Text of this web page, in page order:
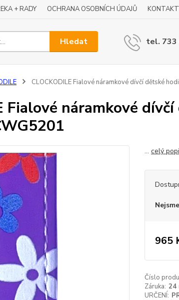
+ RADY OCHRANA OSOBNÍCH ÚDAJŮ
Hledat tel. 733
CLOCKODILE Fialové náramkové dívčí dětské
Fialové náramkové
... celý
965
Číslo
Záruka: 24
URČENÍ: